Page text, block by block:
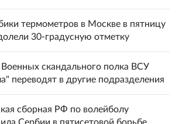
термометров в Москве в пятницу
30-градусную отметку
скандального полка ВСУ
переводят в другие подразделения
сборная РФ по волейболу